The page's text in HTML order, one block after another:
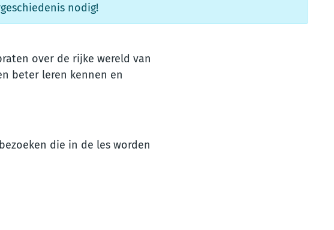
nodig!
over de rijke wereld van
beter leren kennen en
die in de les worden